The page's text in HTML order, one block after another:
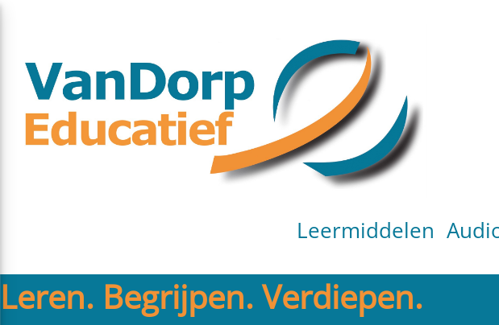
Leermiddelen
Leren. Begrijpen. Verdiepen.